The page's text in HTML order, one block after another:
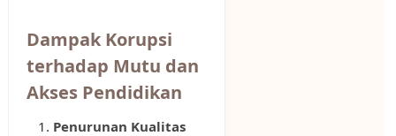
Dampak Korupsi
terhadap Mutu dan
Akses Pendidikan
Penurunan Kualitas